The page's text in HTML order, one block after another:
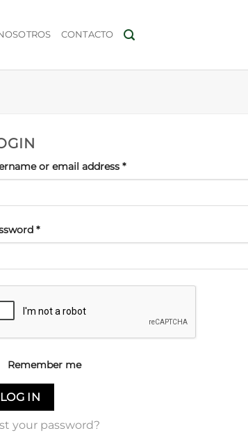
CONTACTO
or email address *Required
*Required
Remember me
LOG IN
your password?